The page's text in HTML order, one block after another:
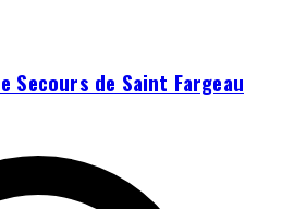
Secours de Saint Fargeau